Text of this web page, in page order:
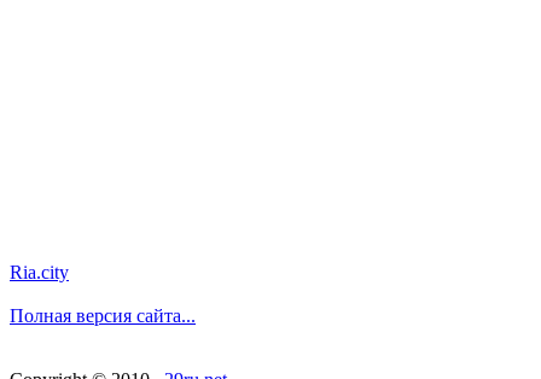
Ria.city
Полная версия сайта...